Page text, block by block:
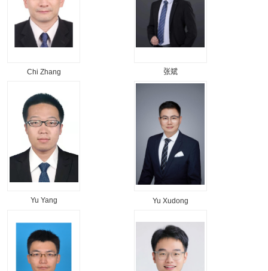
Chi Zhang 张斌
Yu Yang Yu Xudong